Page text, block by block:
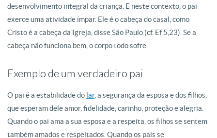
desenvolvimento integral da criança. E neste contexto, o pai
exerce uma atividade ímpar. Ele é o cabeça do casal, como
Cristo é a cabeça da Igreja, disse São Paulo (cf. Ef 5,23). Se a
cabeça não funciona bem, o corpo todo sofre.
Exemplo de um verdadeiro pai
O pai é a estabilidade do lar, a segurança da esposa e dos filhos,
que esperam dele amor, fidelidade, carinho, proteção e alegria.
Quando o pai ama a sua esposa e a respeita, os filhos se sentem
também amados e respeitados. Quando os pais se